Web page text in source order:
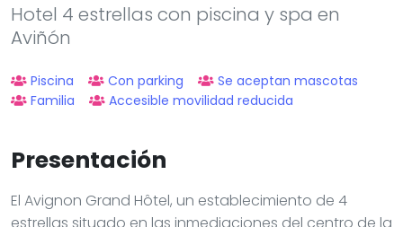
Hotel 4 estrellas con piscina y spa en
Aviñón
Piscina Con parking
Se aceptan mascotas
Familia
Accesible movilidad reducida
Presentación
El Avignon Grand Hôtel, un establecimiento de 4
estrellas situado en las inmediaciones del centro de la